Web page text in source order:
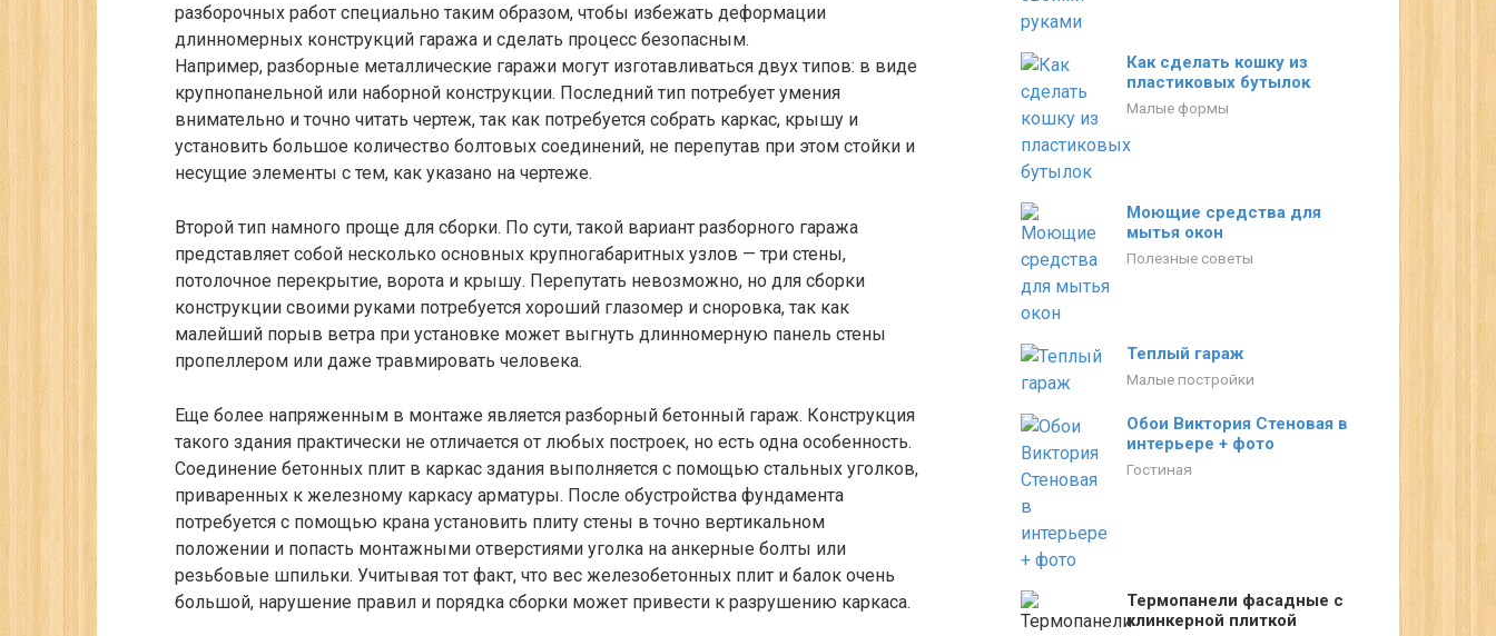
разборочных работ специально таким образом, чтобы избежать деформации
длинномерных конструкций гаража и сделать процесс безопасным.
Например, разборные металлические гаражи могут изготавливаться двух типов: в виде
крупнопанельной или наборной конструкции. Последний тип потребует умения
внимательно и точно читать чертеж, так как потребуется собрать каркас, крышу и
установить большое количество болтовых соединений, не перепутав при этом стойки и
несущие элементы с тем, как указано на чертеже.
Второй тип намного проще для сборки. По сути, такой вариант разборного гаража
представляет собой несколько основных крупногабаритных узлов — три стены,
потолочное перекрытие, ворота и крышу. Перепутать невозможно, но для сборки
конструкции своими руками потребуется хороший глазомер и сноровка, так как
малейший порыв ветра при установке может выгнуть длинномерную панель стены
пропеллером или даже травмировать человека.
Еще более напряженным в монтаже является разборный бетонный гараж. Конструкция
такого здания практически не отличается от любых построек, но есть одна особенность.
Соединение бетонных плит в каркас здания выполняется с помощью стальных уголков,
приваренных к железному каркасу арматуры. После обустройства фундамента
потребуется с помощью крана установить плиту стены в точно вертикальном
положении и попасть монтажными отверстиями уголка на анкерные болты или
резьбовые шпильки. Учитывая тот факт, что вес железобетонных плит и балок очень
большой, нарушение правил и порядка сборки может привести к разрушению каркаса.
Как сделать кошку из
пластиковых бутылок
Малые формы
Моющие средства для
мытья окон
Полезные советы
Теплый гараж
Малые постройки
Обои Виктория Стеновая в
интерьере + фото
Гостиная
Термопанели фасадные с
клинкерной плиткой